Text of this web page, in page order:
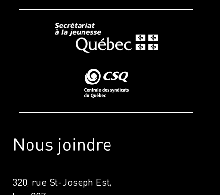
Nous joindre
320, rue St-Joseph Est,